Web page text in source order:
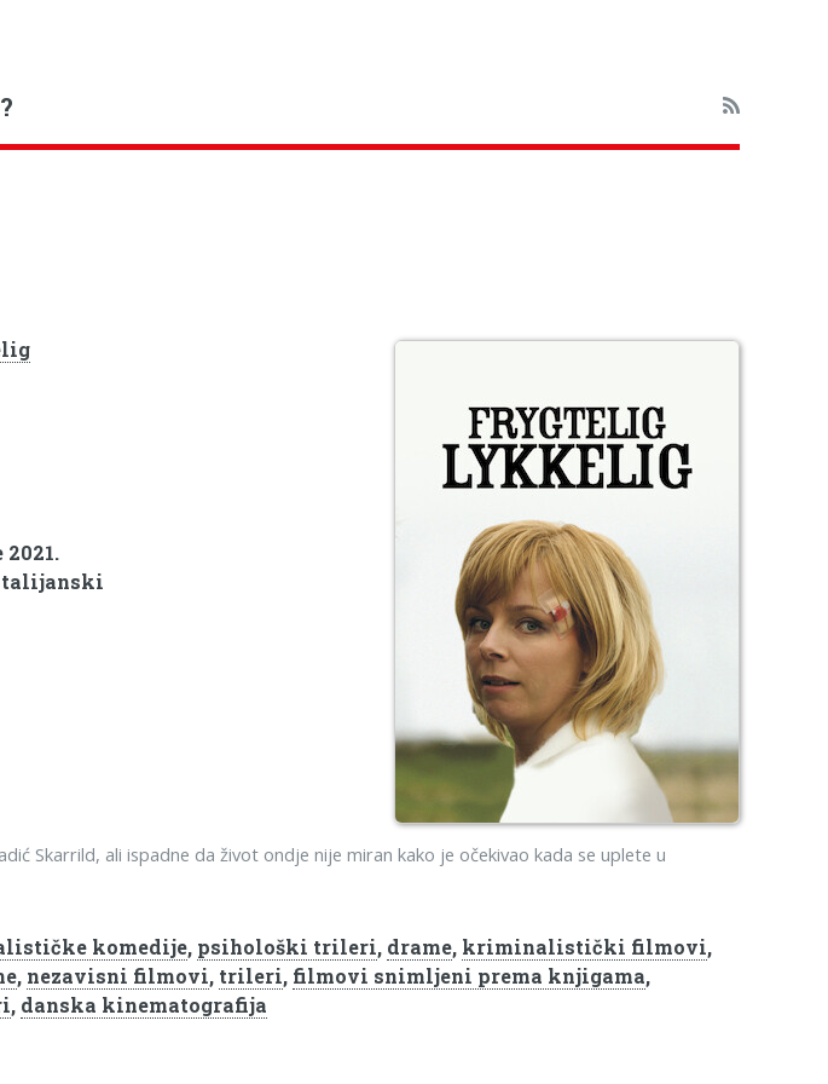
2021.
talijanski
Skarrild, ali ispadne da život ondje nije miran kako je očekivao kada se uplete u
komedije, psihološki trileri, drame, kriminalistički filmovi,
, nezavisni filmovi, trileri, filmovi snimljeni prema knjigama,
, danska kinematografija